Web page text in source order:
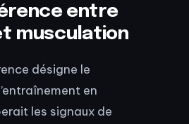
entre
musculation
désigne le
en
les signaux de